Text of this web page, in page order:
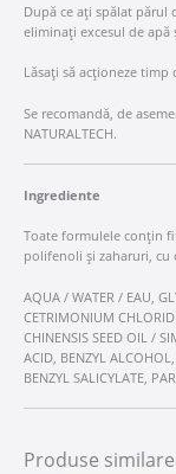
După ce ați spălat părul
eliminați excesul de
Lăsați să acționeze
Se recomandă, de
NATURALTECH.
Ingrediente
Toate formulele conțin
polifenoli și zaharuri,
AQUA / WATER / EAU,
CETRIMONIUM
CHINENSIS SEED OIL /
ACID, BENZYL
BENZYL SALICYLATE,
Produse similare